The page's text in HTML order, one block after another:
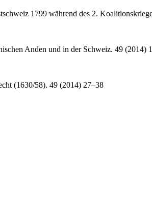
1799 während des 2.
Anden und in der Schweiz. 49 (2014)
(1630/58). 49 (2014) 27–38